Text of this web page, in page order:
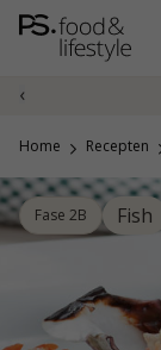
Naar
inhoud
‹
Home Recepten
Fase 2B Fish